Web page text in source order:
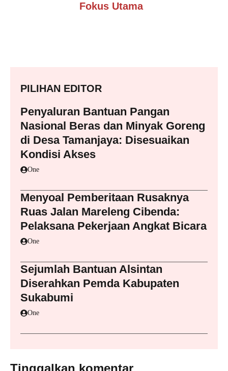
Fokus Utama
PILIHAN EDITOR
Penyaluran Bantuan Pangan
Nasional Beras dan Minyak Goreng
di Desa Tamanjaya: Disesuaikan
Kondisi Akses
One
Menyoal Pemberitaan Rusaknya
Ruas Jalan Mareleng Cibenda:
Pelaksana Pekerjaan Angkat Bicara
One
Sejumlah Bantuan Alsintan
Diserahkan Pemda Kabupaten
Sukabumi
One
Tinggalkan komentar